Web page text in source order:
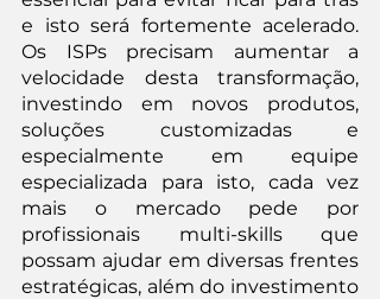
e isto será fortemente acelerado.
Os ISPs precisam aumentar a
velocidade desta transformação,
investindo em novos produtos,
soluções customizadas e
especialmente em equipe
especializada para isto, cada vez
mais o mercado pede por
profissionais multi-skills que
possam ajudar em diversas frentes
estratégicas, além do investimento